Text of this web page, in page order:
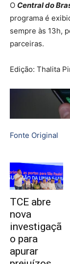
O Central do
programa é
sempre às 13h,
parceiras.
Edição: Thalita
Fonte Original
TCE abre
nova
investigaçã
o para
apurar